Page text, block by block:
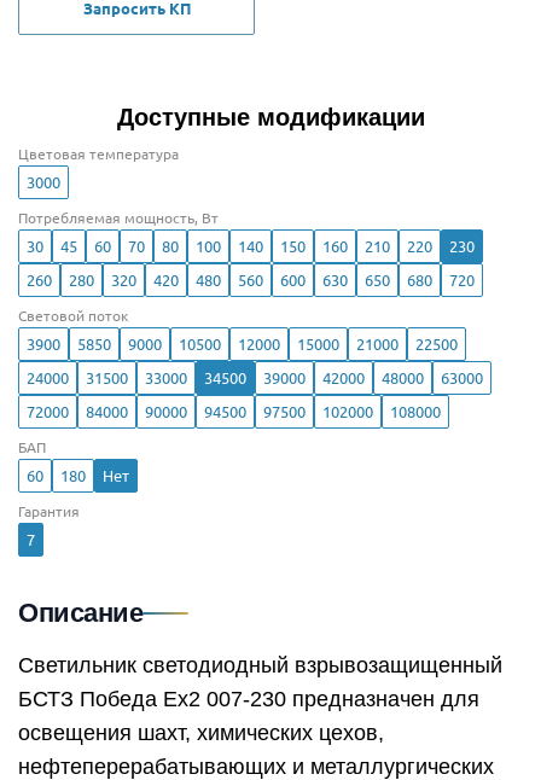
Запросить КП
Доступные модификации
Цветовая температура
3000
Потребляемая мощность, Вт
30 45 60 70 80 100 140 150 160 210 220
230
260
280 320 420 480 560 600 630 650 680 720
Световой поток
3900 5850 9000 10500 12000 15000 21000
22500
24000
31500 33000 34500 39000 42000 48000
63000
72000
84000 90000 94500 97500 102000 108000
БАП
60 180 Нет
Гарантия
7
Описание
Светильник светодиодный взрывозащищенный
БСТЗ Победа Ex2 007-230 предназначен для
освещения шахт, химических цехов,
нефтеперерабатывающих и металлургических